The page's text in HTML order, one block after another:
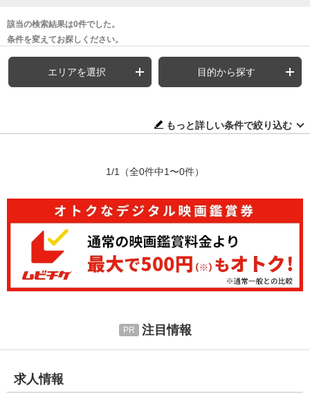
該当の検索結果は0件でした。
条件を変えてお探しください。
エリアを選択 目的から探す
もっと詳しい条件で絞り込む
1/1 （全0件中1〜0件）
注目情報
求人情報